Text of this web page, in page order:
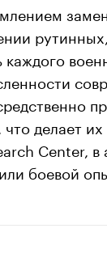
делает
Center,
боевой